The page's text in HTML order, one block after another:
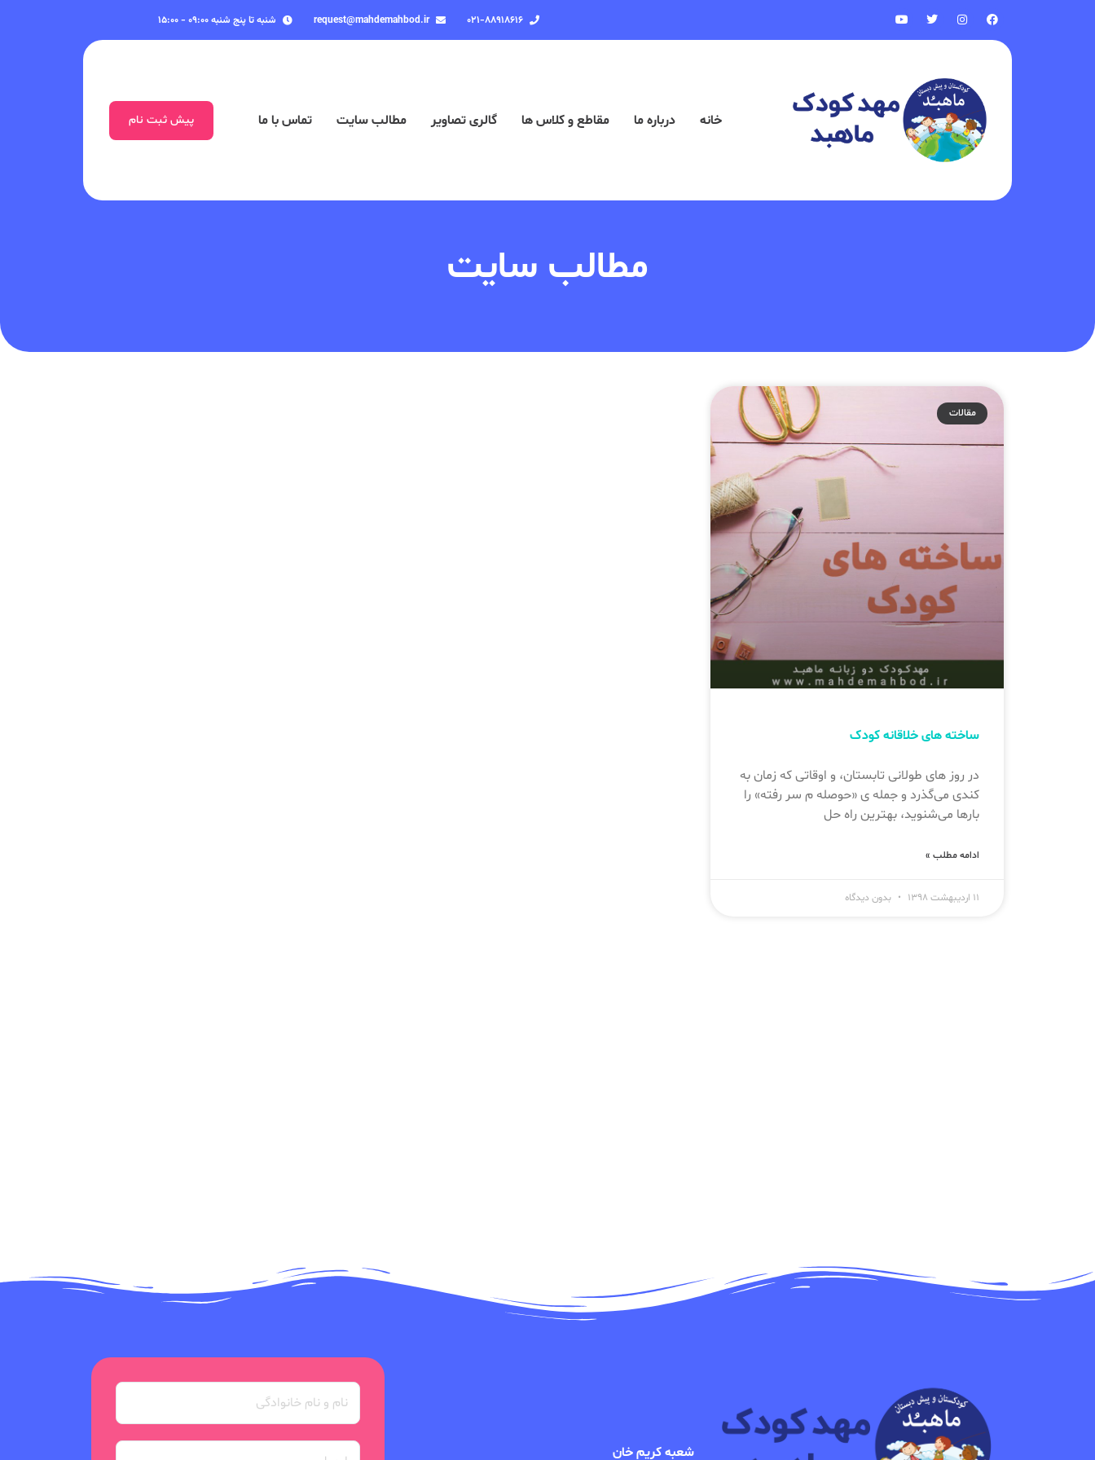
۰۲۱-۸۸۹۱۸۶۱۶ request@mahdemahbod.ir شنبه تا پنج شنبه ۰۹:۰۰ - ۱۵:۰۰
خانه درباره ما مقاطع و کلاس ها گالری تصاویر مطالب سایت تماس با ما پیش ثبت نام
مطالب سایت
مقالات
ساخته های خلاقانه کودک
در روز های طولانی تابستان، و اوقاتی که زمان به
کندی می‌گذرد و جمله ی «حوصله م سر رفته» را
بارها می‌شنوید، بهترین راه حل
ادامه مطلب »
۱۱ اردیبهشت ۱۳۹۸ بدون دیدگاه
شعبه کریم خان